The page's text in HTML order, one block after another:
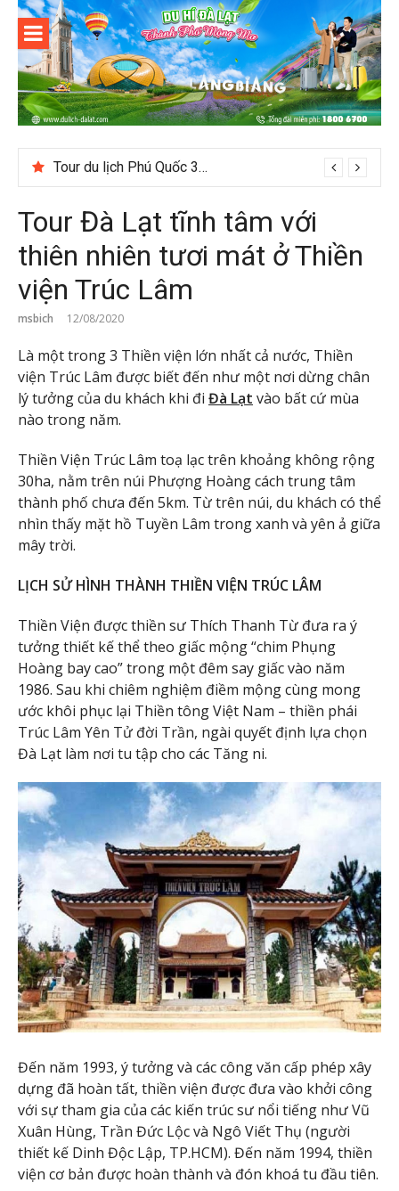
Skip
content
Du lịch Đà
Lạt
Tour du lịch Phú Quốc 3N3D: Hành trình khám phá đảo Ngọc
Tour Đà Lạt tĩnh tâm với
thiên nhiên tươi mát ở Thiền
viện Trúc Lâm
msbich 12/08/2020
Là một trong 3 Thiền viện lớn nhất cả nước, Thiền
viện Trúc Lâm được biết đến như một nơi dừng chân
lý tưởng của du khách khi đi Đà Lạt vào bất cứ mùa
nào trong năm.
Thiền Viện Trúc Lâm toạ lạc trên khoảng không rộng
30ha, nằm trên núi Phượng Hoàng cách trung tâm
thành phố chưa đến 5km. Từ trên núi, du khách có thể
nhìn thấy mặt hồ Tuyền Lâm trong xanh và yên ả giữa
mây trời.
LỊCH SỬ HÌNH THÀNH THIỀN VIỆN TRÚC LÂM
Thiền Viện được thiền sư Thích Thanh Từ đưa ra ý
tưởng thiết kế thể theo giấc mộng “chim Phụng
Hoàng bay cao” trong một đêm say giấc vào năm
1986. Sau khi chiêm nghiệm điềm mộng cùng mong
ước khôi phục lại Thiền tông Việt Nam – thiền phái
Trúc Lâm Yên Tử đời Trần, ngài quyết định lựa chọn
Đà Lạt làm nơi tu tập cho các Tăng ni.
Đến năm 1993, ý tưởng và các công văn cấp phép xây
dựng đã hoàn tất, thiền viện được đưa vào khởi công
với sự tham gia của các kiến trúc sư nổi tiếng như Vũ
Xuân Hùng, Trần Đức Lộc và Ngô Viết Thụ (người
thiết kế Dinh Độc Lập, TP.HCM). Đến năm 1994, thiền
viện cơ bản được hoàn thành và đón khoá tu đầu tiên.